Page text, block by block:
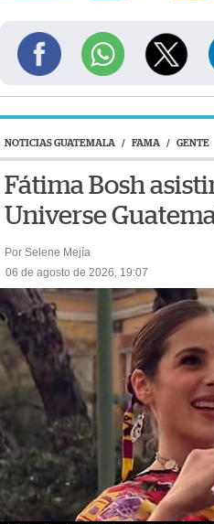
NOTICIAS GUATEMALA / FAMA / GENTE
Fátima Bosh
Universe
Por Selene Mejía
06 de agosto de 2026, 19:07